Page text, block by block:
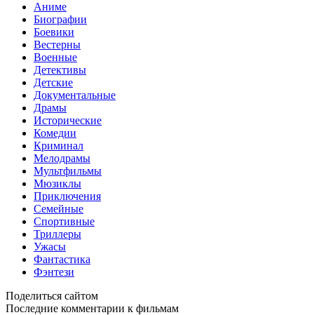
Аниме
Биографии
Боевики
Вестерны
Военные
Детективы
Детские
Документальные
Драмы
Исторические
Комедии
Криминал
Мелодрамы
Мультфильмы
Мюзиклы
Приключения
Семейные
Спортивные
Триллеры
Ужасы
Фантастика
Фэнтези
Поделиться сайтом
Последние комментарии к фильмам